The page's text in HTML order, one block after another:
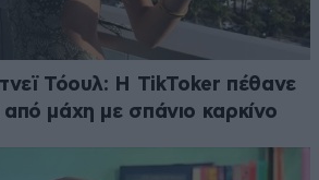
Τόουλ: Η TikToker πέθανε
μάχη με σπάνιο καρκίνο